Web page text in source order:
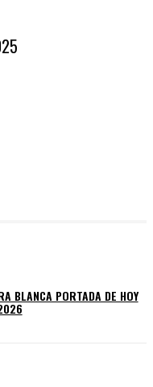
BLANCA PORTADA DE HOY